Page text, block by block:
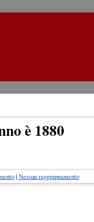
è 1880
| Nessun raggruppamento